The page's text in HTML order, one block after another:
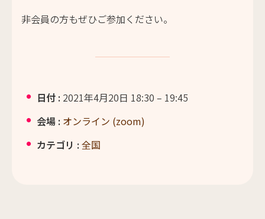
非会員の方もぜひご参加ください。
日付 : 2021年4月20日 18:30 – 19:45
会場 : オンライン (zoom)
カテゴリ : 全国